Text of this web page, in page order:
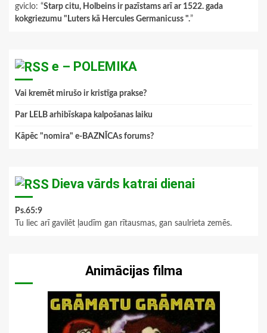
gviclo: “Starp citu, Holbeins ir pazīstams arī ar 1522. gada
kokgriezumu "Luters kā Hercules Germanicuss ".”
e – POLEMIKA
Vai kremēt mirušo ir kristīga prakse?
Par LELB arhibīskapa kalpošanas laiku
Kāpēc "nomira" e-BAZNĪCAs forums?
Dieva vārds katrai dienai
Ps.65:9
Tu liec arī gavilēt ļaudīm gan rītausmas, gan saulrieta zemēs.
Animācijas filma